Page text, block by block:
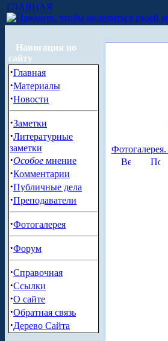
ГЛАВНАЯ
Навигация по
сайту
·Главная
·Материалы
·Новости
·Заметки
·Литературные
заметки
·Особое мнение
·Комментарии
·Публичные дела
·Преподаватели
·Фотогалерея
·Форум
·Справочная
·Ссылки
·О сайте
·Обратная связь
·Дерево Сайта